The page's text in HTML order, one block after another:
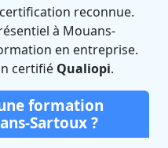
reconnue.
à Mouans-
en entreprise.
certifié Qualiopi.
formation
Sartoux ?